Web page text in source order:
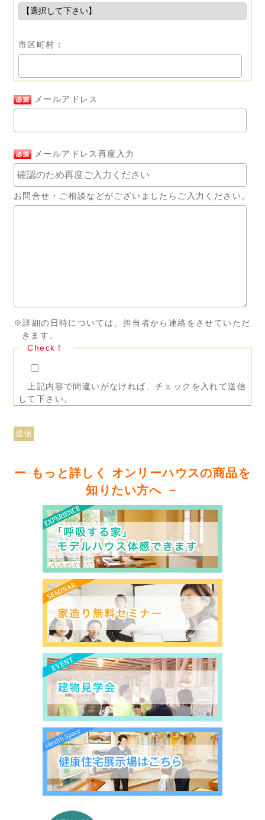
市区町村：
メールアドレス
メールアドレス再度入力
お問合せ・ご相談などがございましたらご入力ください。
※詳細の日時については、担当者から連絡をさせていただ
きます。
Check！
上記内容で間違いがなければ、チェックを入れて送信
して下さい。
ー もっと詳しく オンリーハウスの商品を
知りたい方へ －